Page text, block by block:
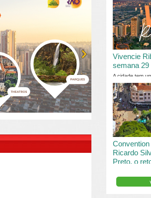
Vivencie
semana 29
A cidade tem
vai desde o
passaros....
Ricardo
Preto, o
O Ribeirão